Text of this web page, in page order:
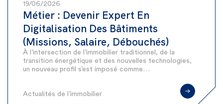
19/06/2026
Métier : Devenir Expert En
Digitalisation Des Bâtiments
(Missions, Salaire, Débouchés)
À l’intersection de l’immobilier traditionnel, de la
transition énergétique et des nouvelles technologies,
un nouveau profil s’est imposé comme…
Actualités de l’immobilier